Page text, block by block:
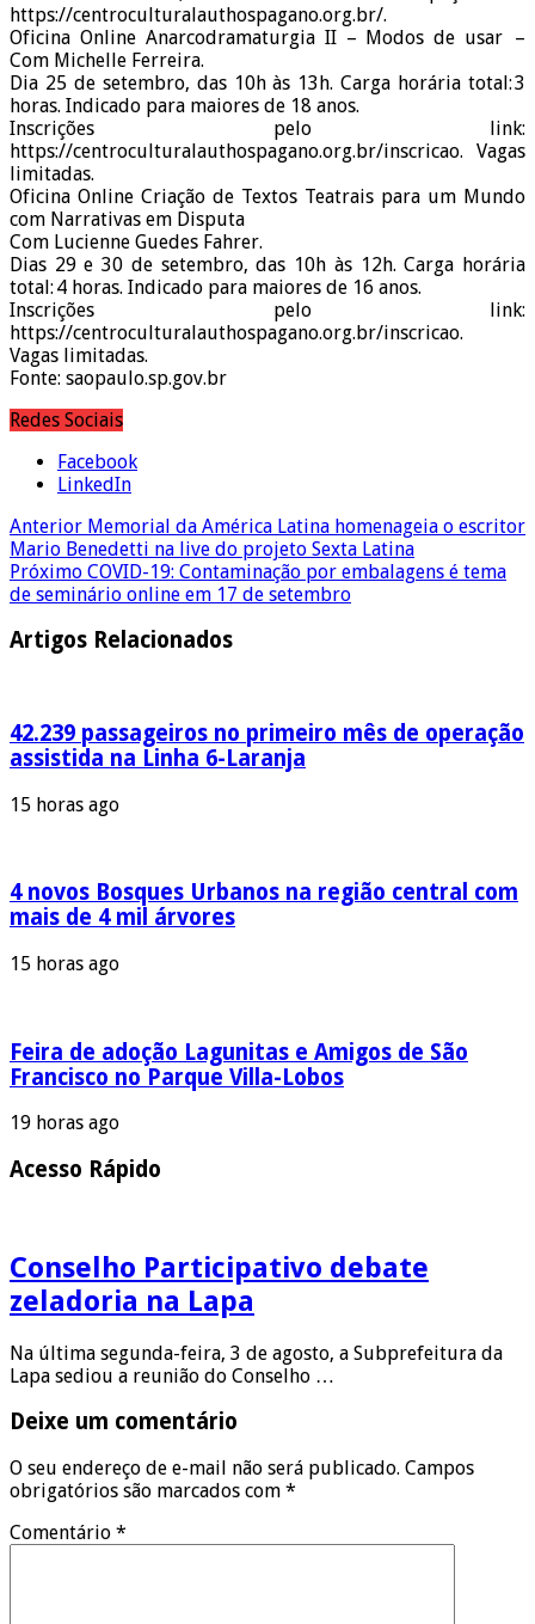
https://centroculturalauthospagano.org.br/.
Oficina Online Anarcodramaturgia II – Modos de usar –
Com Michelle Ferreira.
Dia 25 de setembro, das 10h às 13h. Carga horária total: 3
horas. Indicado para maiores de 18 anos.
Inscrições pelo link:
https://centroculturalauthospagano.org.br/inscricao. Vagas
limitadas.
Oficina Online Criação de Textos Teatrais para um Mundo
com Narrativas em Disputa
Com Lucienne Guedes Fahrer.
Dias 29 e 30 de setembro, das 10h às 12h. Carga horária
total: 4 horas. Indicado para maiores de 16 anos.
Inscrições pelo link:
https://centroculturalauthospagano.org.br/inscricao.
Vagas limitadas.
Fonte: saopaulo.sp.gov.br
Redes Sociais
Facebook
LinkedIn
Anterior Memorial da América Latina homenageia o escritor
Mario Benedetti na live do projeto Sexta Latina
Próximo COVID-19: Contaminação por embalagens é tema
de seminário online em 17 de setembro
Artigos Relacionados
42.239 passageiros no primeiro mês de operação
assistida na Linha 6-Laranja
15 horas ago
4 novos Bosques Urbanos na região central com
mais de 4 mil árvores
15 horas ago
Feira de adoção Lagunitas e Amigos de São
Francisco no Parque Villa-Lobos
19 horas ago
Acesso Rápido
Conselho Participativo debate
zeladoria na Lapa
Na última segunda-feira, 3 de agosto, a Subprefeitura da
Lapa sediou a reunião do Conselho …
Deixe um comentário
O seu endereço de e-mail não será publicado. Campos
obrigatórios são marcados com *
Comentário *